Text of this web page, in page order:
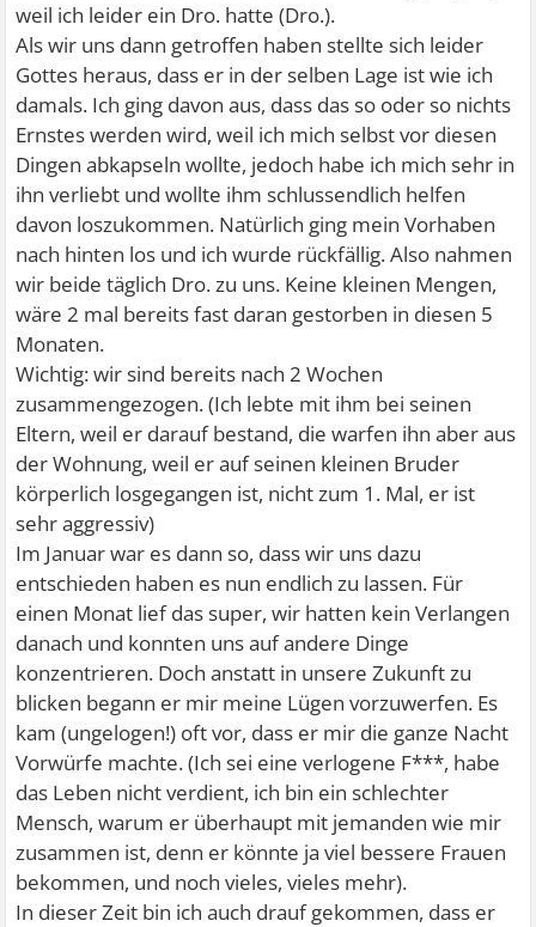
weil ich leider ein Dro. hatte (Dro.).
Als wir uns dann getroffen haben stellte sich leider
Gottes heraus, dass er in der selben Lage ist wie ich
damals. Ich ging davon aus, dass das so oder so nichts
Ernstes werden wird, weil ich mich selbst vor diesen
Dingen abkapseln wollte, jedoch habe ich mich sehr in
ihn verliebt und wollte ihm schlussendlich helfen
davon loszukommen. Natürlich ging mein Vorhaben
nach hinten los und ich wurde rückfällig. Also nahmen
wir beide täglich Dro. zu uns. Keine kleinen Mengen,
wäre 2 mal bereits fast daran gestorben in diesen 5
Monaten.
Wichtig: wir sind bereits nach 2 Wochen
zusammengezogen. (Ich lebte mit ihm bei seinen
Eltern, weil er darauf bestand, die warfen ihn aber aus
der Wohnung, weil er auf seinen kleinen Bruder
körperlich losgegangen ist, nicht zum 1. Mal, er ist
sehr aggressiv)
Im Januar war es dann so, dass wir uns dazu
entschieden haben es nun endlich zu lassen. Für
einen Monat lief das super, wir hatten kein Verlangen
danach und konnten uns auf andere Dinge
konzentrieren. Doch anstatt in unsere Zukunft zu
blicken begann er mir meine Lügen vorzuwerfen. Es
kam (ungelogen!) oft vor, dass er mir die ganze Nacht
Vorwürfe machte. (Ich sei eine verlogene F***, habe
das Leben nicht verdient, ich bin ein schlechter
Mensch, warum er überhaupt mit jemanden wie mir
zusammen ist, denn er könnte ja viel bessere Frauen
bekommen, und noch vieles, vieles mehr).
In dieser Zeit bin ich auch drauf gekommen, dass er